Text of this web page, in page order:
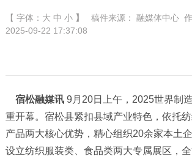
【 字体： 大 中 小】 稿件来源： 融媒体中心作
2025-09-22 17:37:08
宿松融媒讯9月20日上午，2025世界制
重开幕。宿松县紧扣县域产业特色，依托
产品两大核心优势，精心组织20余家本土
设立纺织服装类、食品类两大专属展区，